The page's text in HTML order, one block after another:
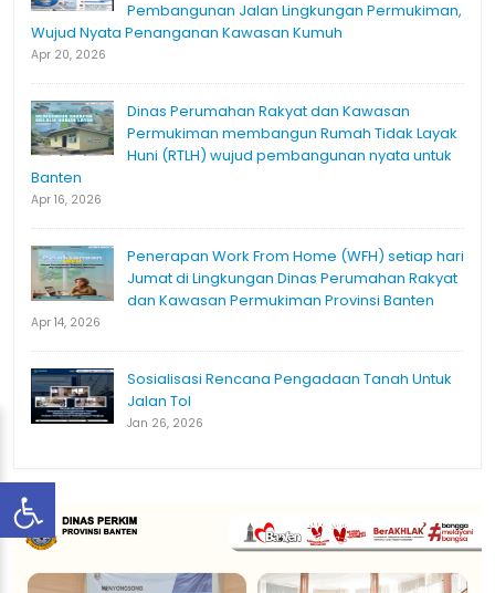
Pembangunan Jalan Lingkungan Permukiman,
Wujud Nyata Penanganan Kawasan Kumuh
Apr 20, 2026
Dinas Perumahan Rakyat dan Kawasan
Permukiman membangun Rumah Tidak Layak
Huni (RTLH) wujud pembangunan nyata untuk
Banten
Apr 16, 2026
Penerapan Work From Home (WFH) setiap hari
Jumat di Lingkungan Dinas Perumahan Rakyat
dan Kawasan Permukiman Provinsi Banten
Apr 14, 2026
Sosialisasi Rencana Pengadaan Tanah Untuk
Jalan Tol
Jan 26, 2026